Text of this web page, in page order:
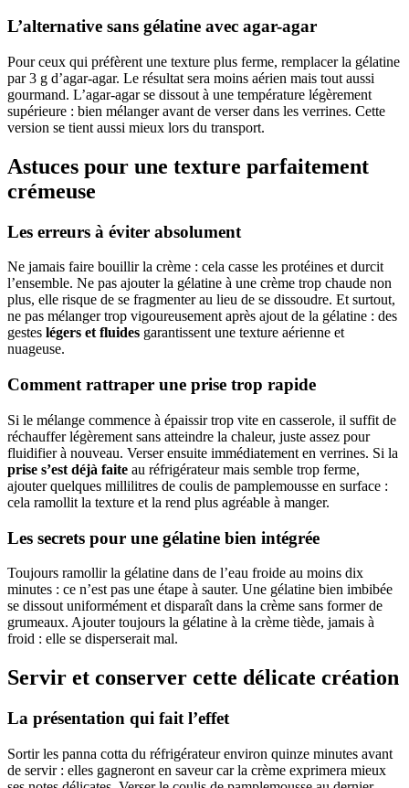
L’alternative sans gélatine avec agar-agar
Pour ceux qui préfèrent une texture plus ferme, remplacer la gélatine
par 3 g d’agar-agar. Le résultat sera moins aérien mais tout aussi
gourmand. L’agar-agar se dissout à une température légèrement
supérieure : bien mélanger avant de verser dans les verrines. Cette
version se tient aussi mieux lors du transport.
Astuces pour une texture parfaitement
crémeuse
Les erreurs à éviter absolument
Ne jamais faire bouillir la crème : cela casse les protéines et durcit
l’ensemble. Ne pas ajouter la gélatine à une crème trop chaude non
plus, elle risque de se fragmenter au lieu de se dissoudre. Et surtout,
ne pas mélanger trop vigoureusement après ajout de la gélatine : des
gestes légers et fluides garantissent une texture aérienne et
nuageuse.
Comment rattraper une prise trop rapide
Si le mélange commence à épaissir trop vite en casserole, il suffit de
réchauffer légèrement sans atteindre la chaleur, juste assez pour
fluidifier à nouveau. Verser ensuite immédiatement en verrines. Si la
prise s’est déjà faite au réfrigérateur mais semble trop ferme,
ajouter quelques millilitres de coulis de pamplemousse en surface :
cela ramollit la texture et la rend plus agréable à manger.
Les secrets pour une gélatine bien intégrée
Toujours ramollir la gélatine dans de l’eau froide au moins dix
minutes : ce n’est pas une étape à sauter. Une gélatine bien imbibée
se dissout uniformément et disparaît dans la crème sans former de
grumeaux. Ajouter toujours la gélatine à la crème tiède, jamais à
froid : elle se disperserait mal.
Servir et conserver cette délicate création
La présentation qui fait l’effet
Sortir les panna cotta du réfrigérateur environ quinze minutes avant
de servir : elles gagneront en saveur car la crème exprimera mieux